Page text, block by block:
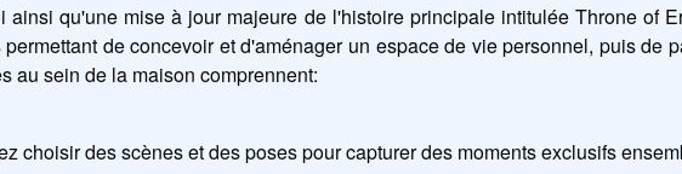
qu'une mise à jour majeure de l'histoire principale intitulée Throne of
de concevoir et d'aménager un espace de vie personnel, puis de
au sein de la maison comprennent:
choisir des scènes et des poses pour capturer des moments exclusifs